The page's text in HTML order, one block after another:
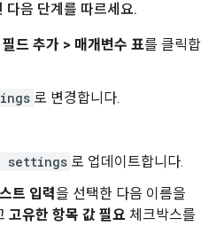
다음 단계를 따르세요.
필드 추가 > 매개변수 표를 클릭합
로 변경합니다.
settings 로 업데이트합니다.
트 입력을 선택한 다음 이름을
고유한 항목 값 필요 체크박스를